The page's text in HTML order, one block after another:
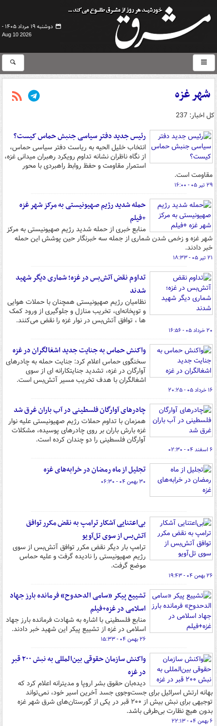
دوشنبه ۱۹ مرداد ۱۴۰۵ -
Aug 10 2026
شهر غزه
کل اخبار: 237
رئیس جدید دفتر سیاسی جنبش حماس کیست؟
انتخاب خلیل الحیه به ریاست دفتر سیاسی حماس،
از نگاه ناظران نشانه تداوم رویکرد رهبران میدانی غزه،
استمرار مقاومت و حفظ روابط راهبردی با محور
مقاومت است.
۲۹ تیر ۰۵ - ۱۶:۰۰
حمله شدید رژیم صهیونیستی به مرکز شهر غزه
+فیلم
منابع خبری از حمله شدید رژیم صهیونیستی به مرکز
شهر غزه و زخمی شدن شماری از جمله سه خبرنگار حین پوشش این حمله
خبر دادند.
۲۱ تیر ۰۵ - ۱۸:۳۳
تداوم نقض آتش‌بس در غزه؛ شماری دیگر شهید
شدند
نظامیان رژیم صهیونیستی همچنان با حملات هوایی
و توپخانه‌ای، تخریب منازل و جلوگیری از ورود کمک‌
ها ، توافق آتش‌بس در نوار غزه را نقض می‌کنند.
۲۰ خرداد ۰۵ - ۱۶:۵۶
واکنش حماس به جنایت جدید اشغالگران در غزه
سخنگوی حماس اعلام کرد: جنایت حمله به چادرهای
آوارگان در غزه، تشدید جنایتکارانه ای از سوی
اشغالگران با هدف تخریب مسیر آتش‌بس است.
۱۶ خرداد ۰۵ - ۲۰:۲۵
چادرهای آوارگان فلسطینی در آب باران غرق شد
همزمان با تداوم حملات رژیم صهیونیستی علیه نوار
غزه بارش باران بر روی چادرهای پوسیده، مشکلات
آوارگان فلسطینی را دو چندان کرده است.
۶ اسفند ۰۴ - ۰۲:۳۰
تجلیل از ماه رمضان در خرابه‌های غزه
۳۰ بهمن ۰۴ - ۰۶:۳۰
بی‌اعتنایی آشکار ترامپ به نقض مکرر توافق
آتش‌بس از سوی تل‌آویو
ترامپ بار دیگر نقض مکرر توافق آتش‌بس از سوی
رژیم صهیونیستی را نادیده گرفت و علیه حماس
موضع گرفت.
۲۶ بهمن ۰۴ - ۱۹:۴۳
تشییع پیکر «سامی الدحدوح» فرمانده بارز جهاد
اسلامی در غزه+فیلم
منابع فلسطینی با اشاره به شهادت فرمانده بارز جهاد
اسلامی در غزه از تشییع پیکر این شهید خبر دادند.
۲۶ بهمن ۰۴ - ۱۵:۳۳
واکنش سازمان حقوقی بین‌المللی به نبش ۲۰۰ قبر
در غزه
دیده‌بان حقوق بشر اروپا و مدیترانه اعلام کرد که
بهانه ارتش اسرائیل برای جست‌وجوی جسد آخرین اسیر خود، نمی‌تواند
توجیهی برای نبش بیش از ۲۰۰ قبر در یکی از گورستان‌های شرق شهر غزه
بدون هیچ نظارت بی‌طرفی باشد.
۶ بهمن ۰۴ - ۲۲:۱۳